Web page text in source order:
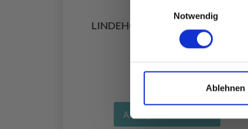
Notwendig
Ablehnen
LINDEHOBBY FUZZY CHENILLE
EUR 6.40
Alle Optionen ansehen